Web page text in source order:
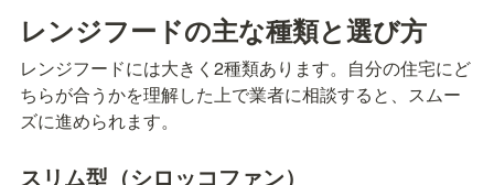
レンジフードの主な種類と選び方
レンジフードには大きく2種類あります。自分の住宅にど
ちらが合うかを理解した上で業者に相談すると、スムー
ズに進められます。
スリム型（シロッコファン）